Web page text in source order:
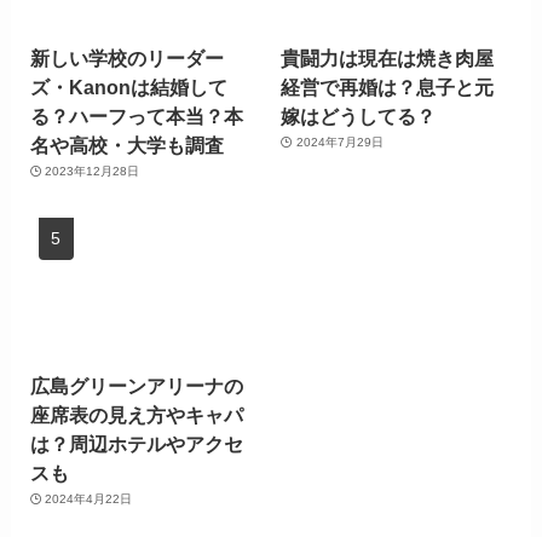
新しい学校のリーダー
ズ・Kanonは結婚して
る？ハーフって本当？本
名や高校・大学も調査
2023年12月28日
貴闘力は現在は焼き肉屋
経営で再婚は？息子と元
嫁はどうしてる？
2024年7月29日
広島グリーンアリーナの
座席表の見え方やキャパ
は？周辺ホテルやアクセ
スも
2024年4月22日